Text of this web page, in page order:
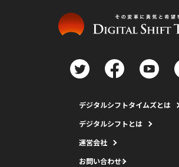
デジタルシフトタイムズとは
デジタルシフトとは
運営会社
お問い合わせ